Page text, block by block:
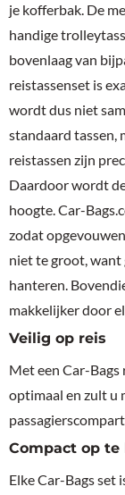
je kofferbak. De
handige
bovenlaag van
reistassenset is
wordt dus niet
standaard tassen,
reistassen zijn
Daardoor wordt
hoogte. Car-
zodat
niet te groot, want
hanteren.
makkelijker door
Veilig op reis
Met een Car-
optimaal en zult u
Compact op te
Elke Car-Bags